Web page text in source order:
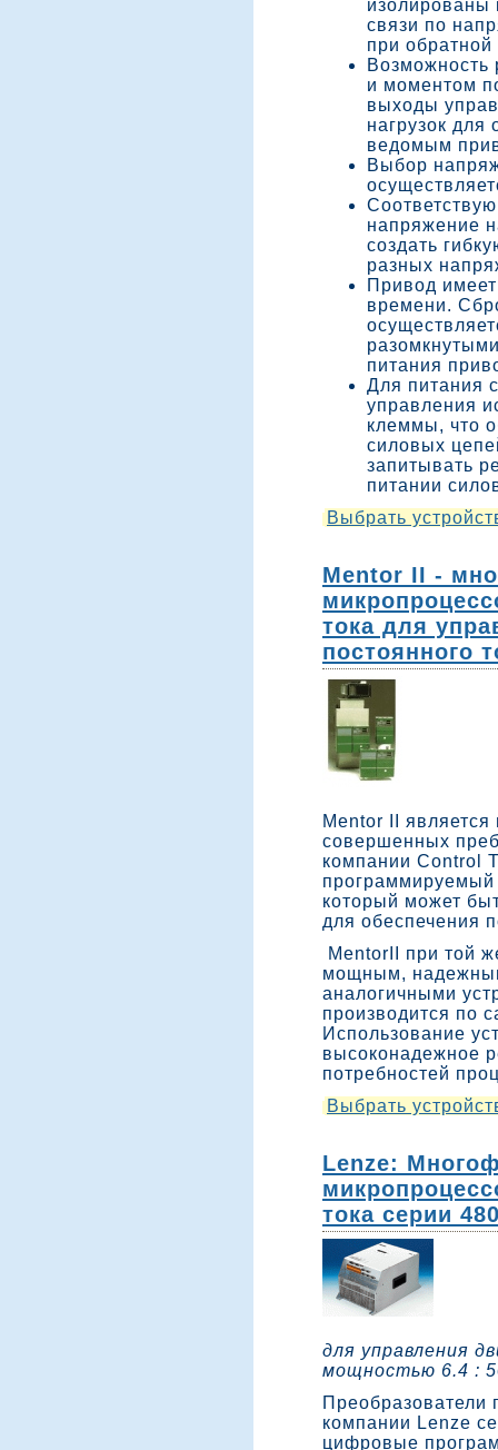
изолированы
связи по
при обратной
Возможность
и моментом
выходы
нагрузок
ведомым
Выбор
напряжение
создать
разных
Привод
времени.
питания
Для питания
управления
клеммы, что
силовых
запитывать
питании
Выбрать
Mentor II -
тока для
постоянного
Mentor II
совершенных
компании Control
программируемый
который может
для обеспечения
MentorII при той
мощным,
аналогичными
производится по
Использование
высоконадежное
потребностей
Выбрать
Lenze:
тока серии
для управления
мощностью 6.4 :
Преобразователи
компании Lenze
цифровые